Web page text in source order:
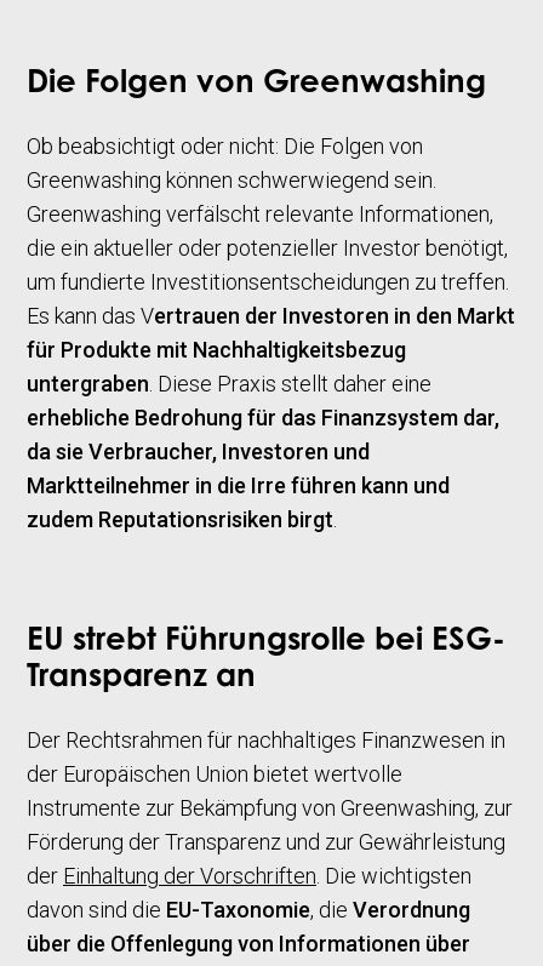
Die Folgen von Greenwashing
Ob beabsichtigt oder nicht: Die Folgen von
Greenwashing können schwerwiegend sein.
Greenwashing verfälscht relevante Informationen,
die ein aktueller oder potenzieller Investor benötigt,
um fundierte Investitionsentscheidungen zu treffen.
Es kann das Vertrauen der Investoren in den Markt
für Produkte mit Nachhaltigkeitsbezug
untergraben. Diese Praxis stellt daher eine
erhebliche Bedrohung für das Finanzsystem dar,
da sie Verbraucher, Investoren und
Marktteilnehmer in die Irre führen kann und
zudem Reputationsrisiken birgt.
EU strebt Führungsrolle bei ESG-
Transparenz an
Der Rechtsrahmen für nachhaltiges Finanzwesen in
der Europäischen Union bietet wertvolle
Instrumente zur Bekämpfung von Greenwashing, zur
Förderung der Transparenz und zur Gewährleistung
der Einhaltung der Vorschriften. Die wichtigsten
davon sind die EU-Taxonomie, die Verordnung
über die Offenlegung von Informationen über